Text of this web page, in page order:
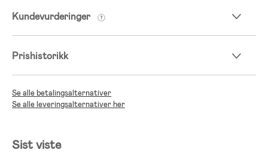
Kundevurderinger
Prishistorikk
Se alle betalingsalternativer
Se alle leveringsalternativer her
Sist viste